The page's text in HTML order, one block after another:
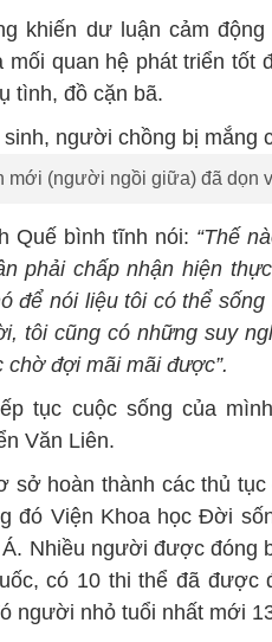
khiến dư luận cảm
quan hệ phát triển tốt
tình, đồ cặn bã.
mới (người ngồi giữa) đã dọn
Quế bình tĩnh nói: “Thế
phải chấp nhận hiện
để nói liệu tôi có thể
tôi cũng có những suy
đợi mãi mãi được”.
tục cuộc sống của
Văn Liên.
sở hoàn thành các thủ
đó Viện Khoa học Đời
Nhiều người được đóng
có 10 thi thể đã được
người nhỏ tuổi nhất mới